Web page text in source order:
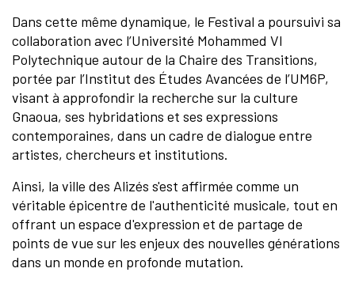
Dans cette même dynamique, le Festival a poursuivi sa
collaboration avec l’Université Mohammed VI
Polytechnique autour de la Chaire des Transitions,
portée par l’Institut des Études Avancées de l’UM6P,
visant à approfondir la recherche sur la culture
Gnaoua, ses hybridations et ses expressions
contemporaines, dans un cadre de dialogue entre
artistes, chercheurs et institutions.
Ainsi, la ville des Alizés s'est affirmée comme un
véritable épicentre de l'authenticité musicale, tout en
offrant un espace d'expression et de partage de
points de vue sur les enjeux des nouvelles générations
dans un monde en profonde mutation.